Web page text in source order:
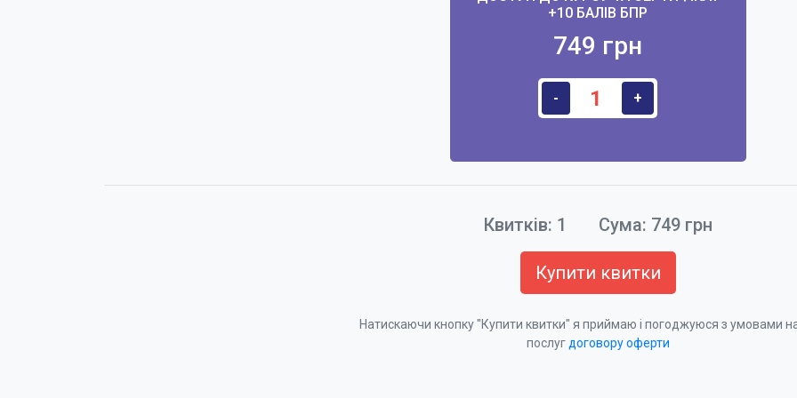
+10 БАЛІВ БПР
749 грн
- +
Квитків: 1 Сума: 749грн
Купити квитки
Натискаючи кнопку "Купити квитки" я приймаю і погоджуюся з умовами
послугдоговору оферти